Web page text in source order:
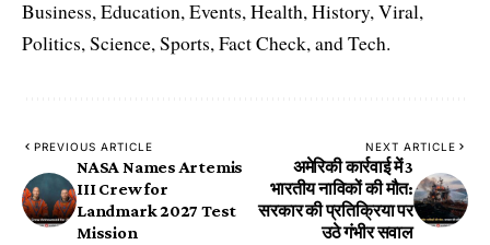
Business, Education, Events, Health, History, Viral,
Politics, Science, Sports, Fact Check, and Tech.
PREVIOUS ARTICLE
NASA Names Artemis
III Crew for
Landmark 2027 Test
Mission
NEXT ARTICLE
अमेरिकी कार्रवाई में 3
भारतीय नाविकों की मौत:
सरकार की प्रतिक्रिया पर
उठे गंभीर सवाल